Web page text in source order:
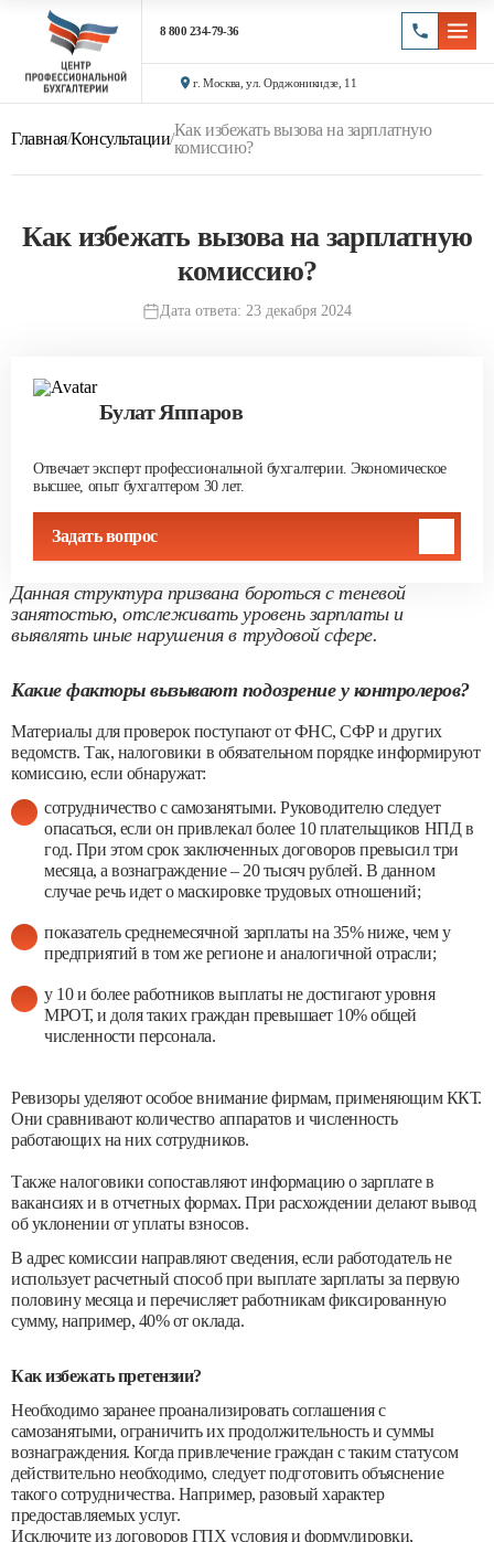
8 800 234-79-36
г. Москва, ул. Орджоникидзе, 11
Главная/Консультации/Как избежать вызова на зарплатную
комиссию?
Как избежать вызова на зарплатную
комиссию?
Дата ответа: 23 декабря 2024
Булат Яппаров
Отвечает эксперт профессиональной бухгалтерии. Экономическое
высшее, опыт бухгалтером 30 лет.
Задать вопрос
Данная структура призвана бороться с теневой
занятостью, отслеживать уровень зарплаты и
выявлять иные нарушения в трудовой сфере.
Какие факторы вызывают подозрение у контролеров?
Материалы для проверок поступают от ФНС, СФР и других
ведомств. Так, налоговики в обязательном порядке информируют
комиссию, если обнаружат:
сотрудничество с самозанятыми. Руководителю следует
опасаться, если он привлекал более 10 плательщиков НПД в
год. При этом срок заключенных договоров превысил три
месяца, а вознаграждение – 20 тысяч рублей. В данном
случае речь идет о маскировке трудовых отношений;
показатель среднемесячной зарплаты на 35% ниже, чем у
предприятий в том же регионе и аналогичной отрасли;
у 10 и более работников выплаты не достигают уровня
МРОТ, и доля таких граждан превышает 10% общей
численности персонала.
Ревизоры уделяют особое внимание фирмам, применяющим ККТ.
Они сравнивают количество аппаратов и численность
работающих на них сотрудников.
Также налоговики сопоставляют информацию о зарплате в
вакансиях и в отчетных формах. При расхождении делают вывод
об уклонении от уплаты взносов.
В адрес комиссии направляют сведения, если работодатель не
использует расчетный способ при выплате зарплаты за первую
половину месяца и перечисляет работникам фиксированную
сумму, например, 40% от оклада.
Как избежать претензии?
Необходимо заранее проанализировать соглашения с
самозанятыми, ограничить их продолжительность и суммы
вознаграждения. Когда привлечение граждан с таким статусом
действительно необходимо, следует подготовить объяснение
такого сотрудничества. Например, разовый характер
предоставляемых услуг.
Исключите из договоров ГПХ условия и формулировки,